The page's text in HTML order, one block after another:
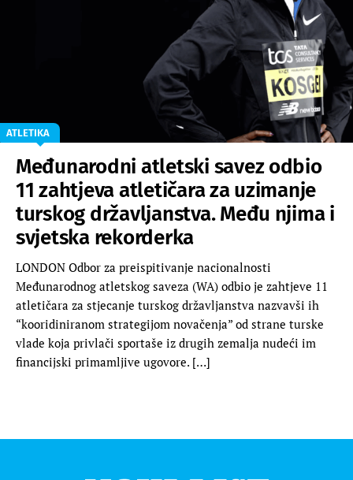
ATLETIKA
Međunarodni atletski savez odbio
11 zahtjeva atletičara za uzimanje
turskog državljanstva. Među njima i
svjetska rekorderka
LONDON Odbor za preispitivanje nacionalnosti
Međunarodnog atletskog saveza (WA) odbio je zahtjeve 11
atletičara za stjecanje turskog državljanstva nazvavši ih
“kooridiniranom strategijom novačenja” od strane turske
vlade koja privlači sportaše iz drugih zemalja nudeći im
financijski primamljive ugovore. […]